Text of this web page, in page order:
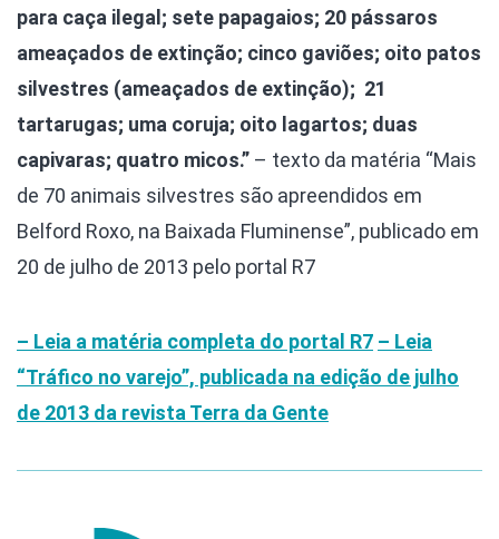
para caça ilegal; sete papagaios; 20 pássaros
ameaçados de extinção; cinco gaviões; oito patos
silvestres (ameaçados de extinção); 21
tartarugas; uma coruja; oito lagartos; duas
capivaras; quatro micos.” – texto da matéria “Mais
de 70 animais silvestres são apreendidos em
Belford Roxo, na Baixada Fluminense”, publicado em
20 de julho de 2013 pelo portal R7
– Leia a matéria completa do portal R7 – Leia
“Tráfico no varejo”, publicada na edição de julho
de 2013 da revista Terra da Gente